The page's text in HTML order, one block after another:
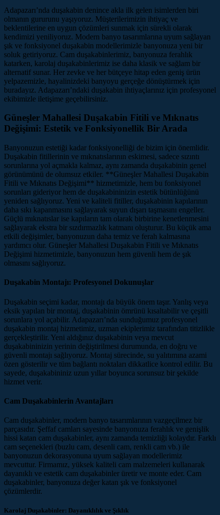
Adapazarı’nda duşakabin denince akla ilk gelen isimlerden biri
olmanın gururunu yaşıyoruz. Müşterilerimizin ihtiyaç ve
beklentilerine en uygun çözümleri sunmak için sürekli olarak
kendimizi yeniliyoruz. Modern banyo tasarımlarına uyum sağlayan
şık ve fonksiyonel duşakabin modellerimizle banyonuza yeni bir
soluk getiriyoruz. Cam duşakabinlerimiz, banyonuza ferahlık
katarken, karolaj duşakabinlerimiz ise daha klasik ve sağlam bir
alternatif sunar. Her zevke ve her bütçeye hitap eden geniş ürün
yelpazemizle, hayalinizdeki banyoyu gerçeğe dönüştürmek için
buradayız. Adapazarı’ndaki duşakabin ihtiyaçlarınız için profesyonel
ekibimizle iletişime geçebilirsiniz.
Güneşler Mahallesi Duşakabin Fitili ve Mıknatıs
Değişimi: Estetik ve Fonksiyonellik Bir Arada
Banyonuzun estetiği kadar fonksiyonelliği de bizim için önemlidir.
Duşakabin fitillerinin ve mıknatıslarının eskimesi, sadece sızıntı
sorunlarına yol açmakla kalmaz, aynı zamanda duşakabinin genel
görünümünü de olumsuz etkiler. **Güneşler Mahallesi Duşakabin
Fitili ve Mıknatıs Değişimi** hizmetimizle, hem bu fonksiyonel
sorunları gideriyor hem de duşakabininizin estetik bütünlüğünü
yeniden sağlıyoruz. Yeni ve kaliteli fitiller, duşakabinin kapılarının
daha sıkı kapanmasını sağlayarak suyun dışarı taşmasını engeller.
Güçlü mıknatıslar ise kapıların tam olarak birbirine kenetlenmesini
sağlayarak ekstra bir sızdırmazlık katmanı oluşturur. Bu küçük ama
etkili değişimler, banyonuzun daha temiz ve ferah kalmasına
yardımcı olur. Güneşler Mahallesi Duşakabin Fitili ve Mıknatıs
Değişimi hizmetimizle, banyonuzun hem güvenli hem de şık
olmasını sağlıyoruz.
Duşakabin Montajı: Profesyonel Dokunuşlar
Duşakabin seçimi kadar, montajı da büyük önem taşır. Yanlış veya
eksik yapılan bir montaj, duşakabinin ömrünü kısaltabilir ve çeşitli
sorunlara yol açabilir. Adapazarı’nda sunduğumuz profesyonel
duşakabin montaj hizmetimiz, uzman ekiplerimiz tarafından titizlikle
gerçekleştirilir. Yeni aldığınız duşakabinin veya mevcut
duşakabininizin yerinin değiştirilmesi durumunda, en doğru ve
güvenli montajı sağlıyoruz. Montaj sürecinde, su yalıtımına azami
özen gösterilir ve tüm bağlantı noktaları dikkatlice kontrol edilir. Bu
sayede, duşakabininiz uzun yıllar boyunca sorunsuz bir şekilde
hizmet verir.
Cam Duşakabinlerin Avantajları
Cam duşakabinler, modern banyo tasarımlarının vazgeçilmez bir
parçasıdır. Şeffaf camları sayesinde banyonuza ferahlık ve genişlik
hissi katan cam duşakabinler, aynı zamanda temizliği kolaydır. Farklı
cam seçenekleri (buzlu cam, desenli cam, renkli cam vb.) ile
banyonuzun dekorasyonuna uyum sağlayan modellerimiz
mevcuttur. Firmamız, yüksek kaliteli cam malzemeleri kullanarak
dayanıklı ve estetik cam duşakabinler üretir ve monte eder. Cam
duşakabinler, banyonuza değer katan şık ve fonksiyonel
çözümlerdir.
Karolaj Duşakabinler: Dayanıklılık ve Şıklık